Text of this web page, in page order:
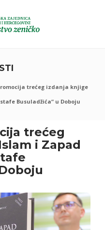
trećeg izdanja knjige
Busuladžića“ u Doboju
trećeg
i Zapad